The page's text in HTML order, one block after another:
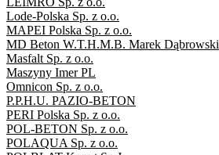
Lode-Polska Sp. z o.o.
MAPEI Polska Sp. z o.o.
MD Beton W.T.H.M.B. Marek Dąbrowski
Masfalt Sp. z o.o.
Maszyny Imer PL
Omnicon Sp. z o.o.
P.P.H.U. PAZIO-BETON
PERI Polska Sp. z o.o.
POL-BETON Sp. z o.o.
POLAQUA Sp. z o.o.